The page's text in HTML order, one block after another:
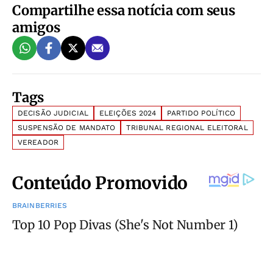
Compartilhe essa notícia com seus
amigos
Tags
DECISÃO JUDICIAL ELEIÇÕES 2024
PARTIDO POLÍTICO
SUSPENSÃO DE MANDATO
TRIBUNAL REGIONAL ELEITORAL
VEREADOR